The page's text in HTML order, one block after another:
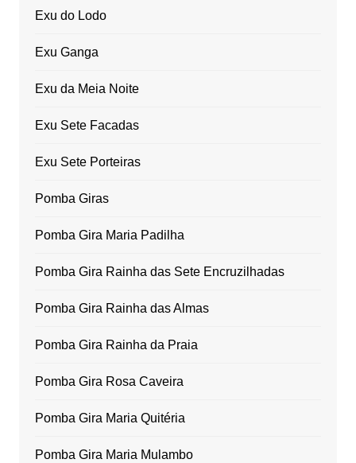
Exu do Lodo
Exu Ganga
Exu da Meia Noite
Exu Sete Facadas
Exu Sete Porteiras
Pomba Giras
Pomba Gira Maria Padilha
Pomba Gira Rainha das Sete Encruzilhadas
Pomba Gira Rainha das Almas
Pomba Gira Rainha da Praia
Pomba Gira Rosa Caveira
Pomba Gira Maria Quitéria
Pomba Gira Maria Mulambo